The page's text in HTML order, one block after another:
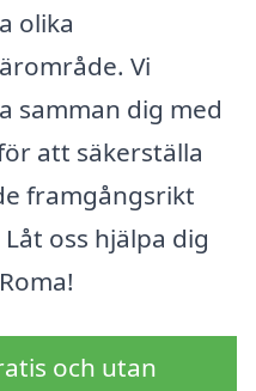
olika
Vi
samman dig med
att säkerställa
framgångsrikt
oss hjälpa dig
och utan